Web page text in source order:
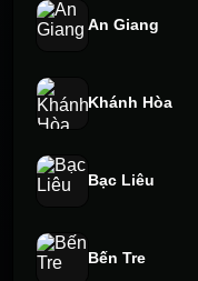
An Giang
Khánh Hòa
Bạc Liêu
Bến Tre